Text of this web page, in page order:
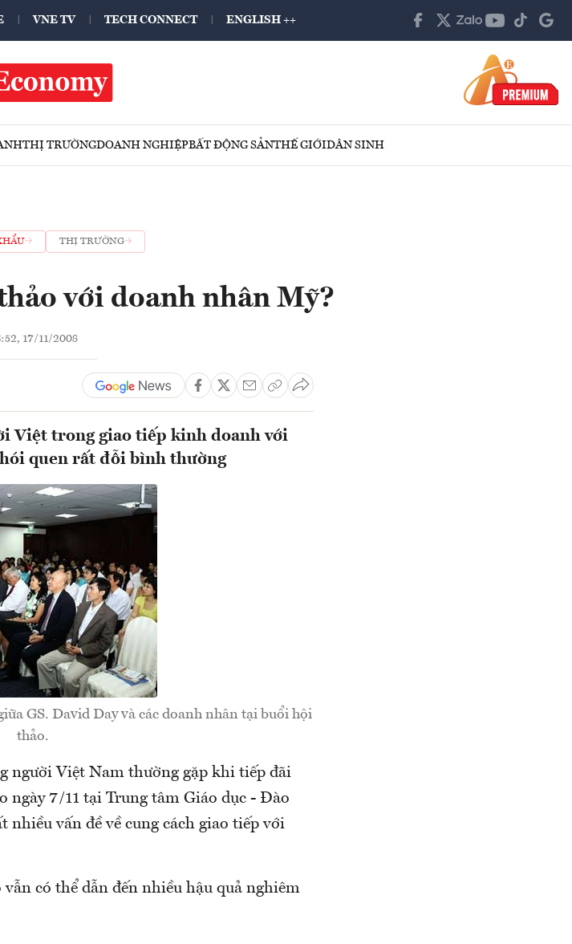
VNE TV TECH CONNECT ENGLISH ++
THỊ TRƯỜNGDOANH NGHIỆPBẤT ĐỘNG SẢNTHẾ GIỚIDÂN SINH
THỊ TRƯỜNG
với doanh nhân Mỹ?
17/11/2008
Việt trong giao tiếp kinh doanh với
quen rất đỗi bình thường
GS. David Day và các doanh nhân tại buổi hội
thảo.
người Việt Nam thường gặp khi tiếp đãi
ngày 7/11 tại Trung tâm Giáo dục - Đào
nhiều vấn đề về cung cách giao tiếp với
có thể dẫn đến nhiều hậu quả nghiêm